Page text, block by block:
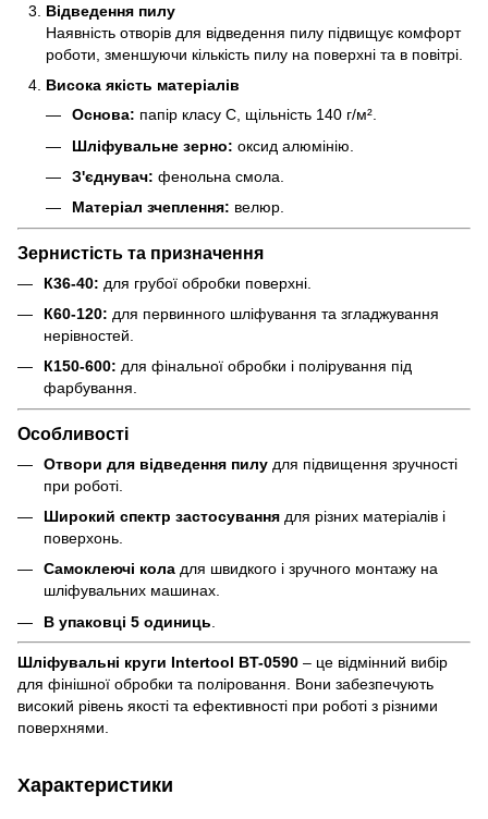
Відведення пилу
Наявність отворів для відведення пилу підвищує комфорт
роботи, зменшуючи кількість пилу на поверхні та в повітрі.
Висока якість матеріалів
Основа: папір класу С, щільність 140 г/м².
Шліфувальне зерно: оксид алюмінію.
З'єднувач: фенольна смола.
Матеріал зчеплення: велюр.
Зернистість та призначення
К36-40: для грубої обробки поверхні.
К60-120: для первинного шліфування та згладжування
нерівностей.
К150-600: для фінальної обробки і полірування під
фарбування.
Особливості
Отвори для відведення пилу для підвищення зручності
при роботі.
Широкий спектр застосування для різних матеріалів і
поверхонь.
Самоклеючі кола для швидкого і зручного монтажу на
шліфувальних машинах.
В упаковці 5 одиниць
Шліфувальні круги Intertool BT-0590 – це відмінний вибір
для фінішної обробки та поліровання. Вони забезпечують
високий рівень якості та ефективності при роботі з різними
поверхнями.
Характеристики